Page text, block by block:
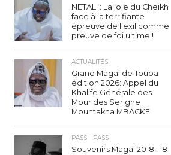
NETALI : La joie du Cheikh
face à la terrifiante
épreuve de l’exil comme
preuve de foi ultime !
ACTUALITÉS
Grand Magal de Touba
édition 2026: Appel du
Khalife Générale des
Mourides Serigne
Mountakha MBACKE
PASS - PASS
Souvenirs Magal 2018 : 18